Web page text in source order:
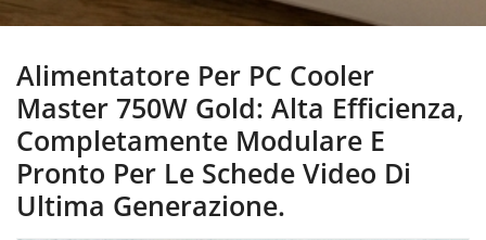
Alimentatore Per PC Cooler
Master 750W Gold: Alta Efficienza,
Completamente Modulare E
Pronto Per Le Schede Video Di
Ultima Generazione.